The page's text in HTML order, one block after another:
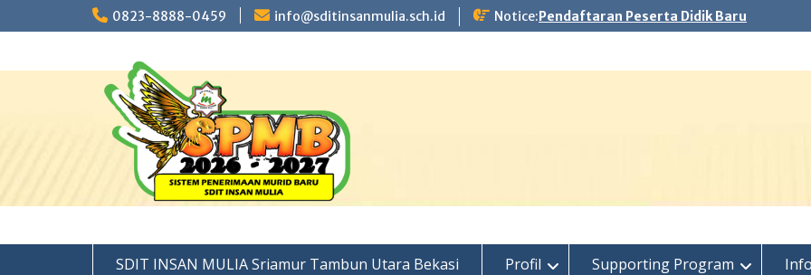
to
0823-8888-0459 info@sditinsanmulia.sch.id Notice:Pendaftaran Peserta Didik Baru
SDIT INSAN MULIA Sriamur Tambun Utara Bekasi Profil Supporting Program